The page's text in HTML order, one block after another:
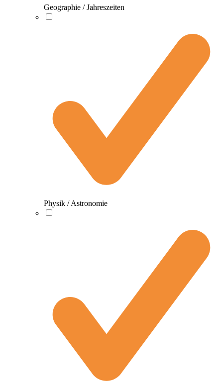
Geographie / Jahreszeiten
Physik / Astronomie